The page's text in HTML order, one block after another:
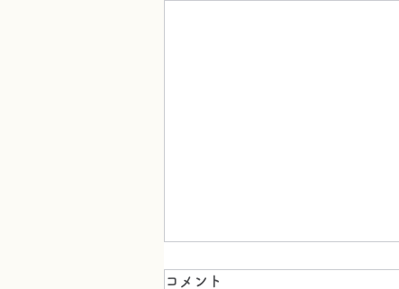
コメント